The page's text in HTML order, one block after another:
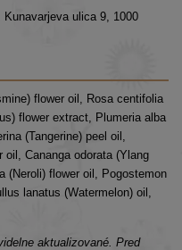
ulica 9, 1000
flower oil, Rosa centifolia
flower extract, Plumeria alba
(Tangerine) peel oil,
oil, Cananga odorata (Ylang
(Neroli) flower oil, Pogostemon
lanatus (Watermelon) oil,
aktualizované. Pred